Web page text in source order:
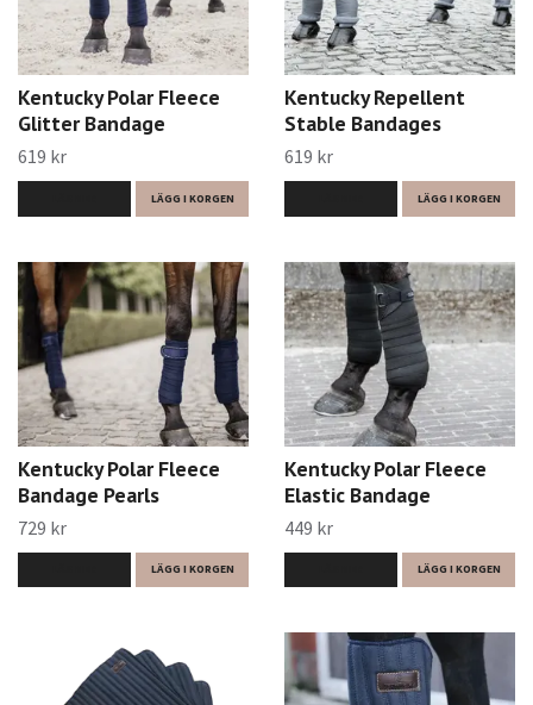
Kentucky Polar Fleece
Glitter Bandage
619 kr
LÄGG I KORGEN
Kentucky Repellent
Stable Bandages
619 kr
LÄGG I KORGEN
Kentucky Polar Fleece
Bandage Pearls
729 kr
LÄGG I KORGEN
Kentucky Polar Fleece
Elastic Bandage
449 kr
LÄGG I KORGEN